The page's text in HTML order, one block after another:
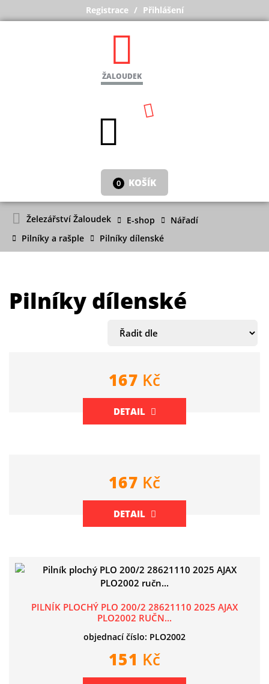
Registrace Přihlášení
ŽALOUDEK
0 KOŠÍK
Železářství Žaloudek E-shop
Nářadí
Pilníky a rašple
Pilníky dílenské
Pilníky dílenské
167 Kč
DETAIL
167 Kč
DETAIL
PILNÍK PLOCHÝ PLO 200/2 28621110 2025 AJAX
PLO2002 RUČN...
objednací číslo: PLO2002
151 Kč